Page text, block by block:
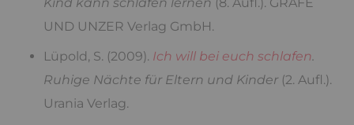
UND UNZER Verlag GmbH.
Lüpold, S. (2009). Ich will bei euch schlafen.
Ruhige Nächte für Eltern und Kinder (2. Aufl.).
Urania Verlag.